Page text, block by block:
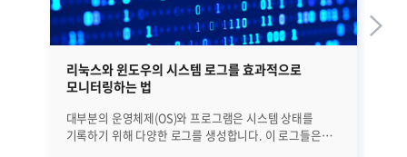
리눅스와 윈도우의 시스템 로그를 효과적으로
모니터링하는 법
대부분의 운영체제(OS)와 프로그램은 시스템 상태를
기록하기 위해 다양한 로그를 생성합니다. 이 로그들은